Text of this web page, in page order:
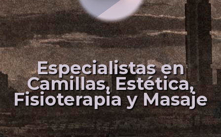
Especialistas en
Camillas, Estética,
Fisioterapia y Masaje